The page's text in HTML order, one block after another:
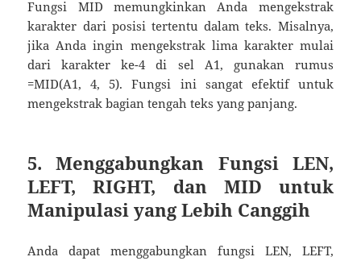
Fungsi MID memungkinkan Anda mengekstrak
karakter dari posisi tertentu dalam teks. Misalnya,
jika Anda ingin mengekstrak lima karakter mulai
dari karakter ke-4 di sel A1, gunakan rumus
=MID(A1, 4, 5). Fungsi ini sangat efektif untuk
mengekstrak bagian tengah teks yang panjang.
5. Menggabungkan Fungsi LEN,
LEFT, RIGHT, dan MID untuk
Manipulasi yang Lebih Canggih
Anda dapat menggabungkan fungsi LEN, LEFT,